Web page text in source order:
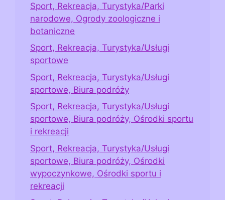
Sport, Rekreacja, Turystyka/Parki
narodowe, Ogrody zoologiczne i
botaniczne
Sport, Rekreacja, Turystyka/Usługi
sportowe
Sport, Rekreacja, Turystyka/Usługi
sportowe, Biura podróży
Sport, Rekreacja, Turystyka/Usługi
sportowe, Biura podróży, Ośrodki sportu
i rekreacji
Sport, Rekreacja, Turystyka/Usługi
sportowe, Biura podróży, Ośrodki
wypoczynkowe, Ośrodki sportu i
rekreacji